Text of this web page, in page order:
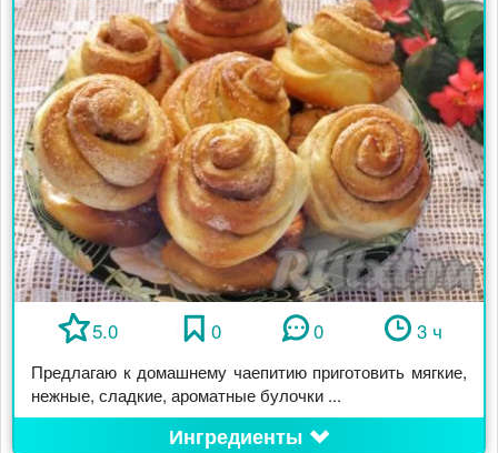
5.0 0 0 3 ч
Предлагаю к домашнему чаепитию приготовить мягкие,
нежные, сладкие, ароматные булочки ...
Ингредиенты